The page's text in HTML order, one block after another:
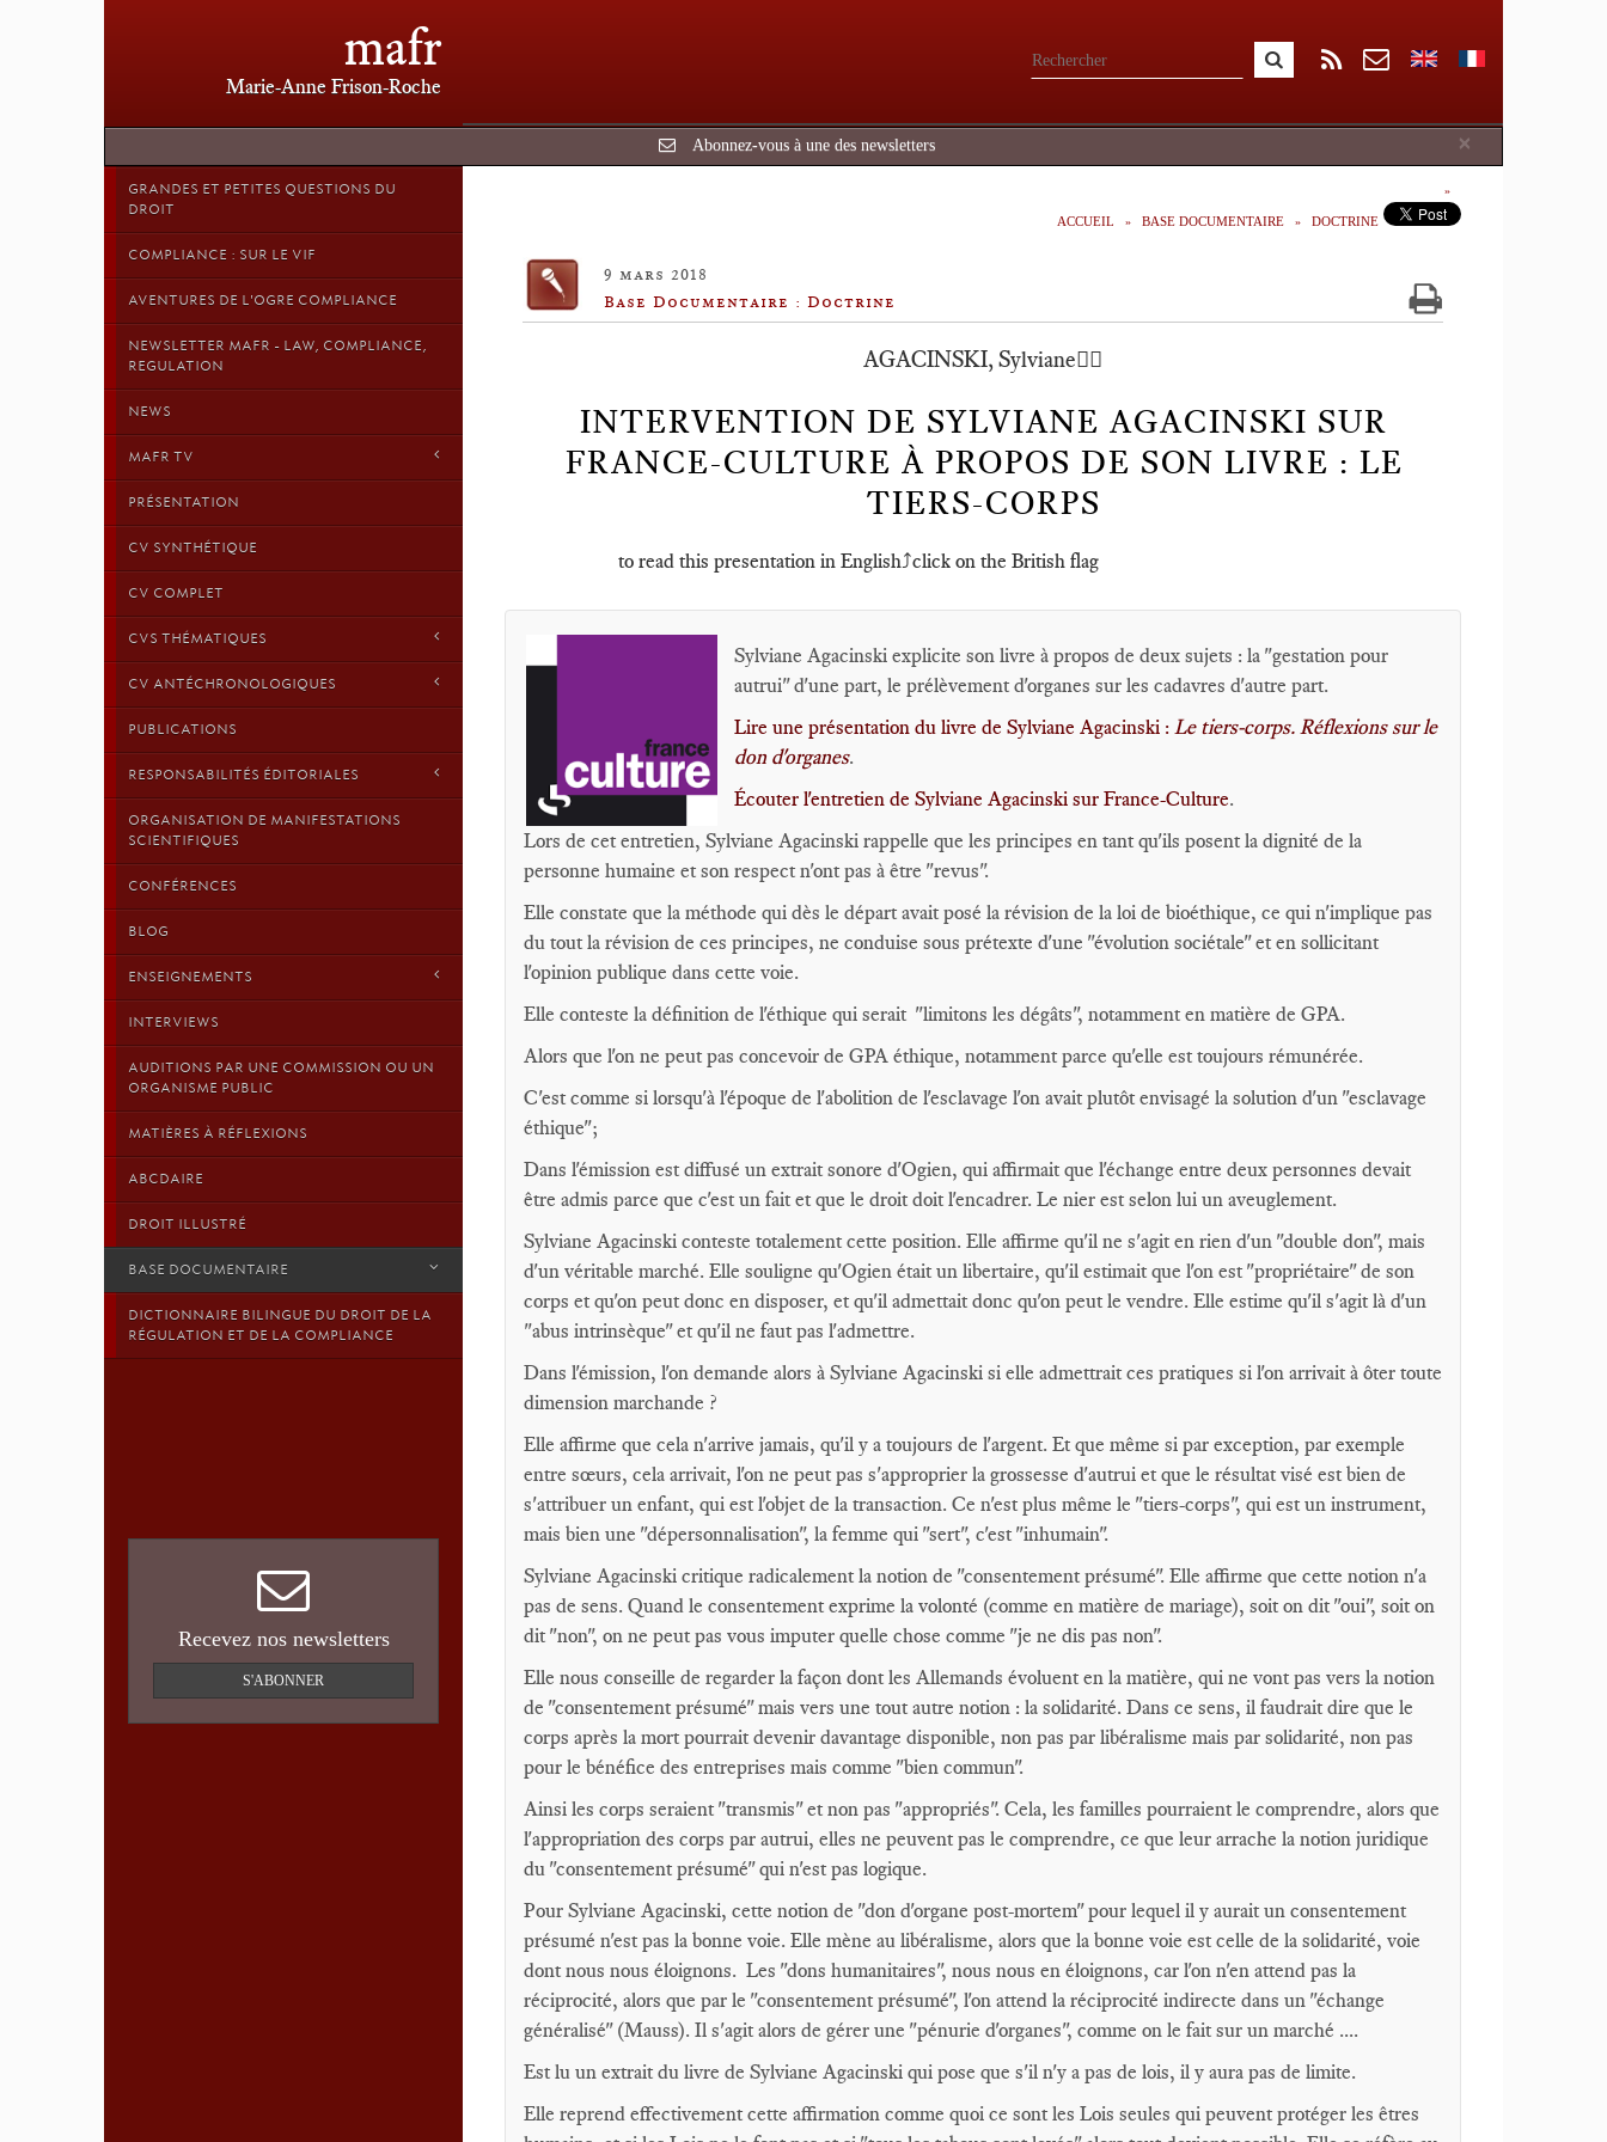
mafr
Marie-Anne Frison-Roche
×
Abonnez-vous à une des newsletters
GRANDES ET PETITES QUESTIONS DU
DROIT
COMPLIANCE : SUR LE VIF
AVENTURES DE L'OGRE COMPLIANCE
NEWSLETTER MAFR - LAW, COMPLIANCE,
REGULATION
NEWS
MAFR TV
PRÉSENTATION
CV SYNTHÉTIQUE
CV COMPLET
CVS THÉMATIQUES
CV ANTÉCHRONOLOGIQUES
PUBLICATIONS
RESPONSABILITÉS ÉDITORIALES
ORGANISATION DE MANIFESTATIONS
SCIENTIFIQUES
CONFÉRENCES
BLOG
ENSEIGNEMENTS
INTERVIEWS
AUDITIONS PAR UNE COMMISSION OU UN
ORGANISME PUBLIC
MATIÈRES À RÉFLEXIONS
ABCDAIRE
DROIT ILLUSTRÉ
BASE DOCUMENTAIRE
DICTIONNAIRE BILINGUE DU DROIT DE LA
RÉGULATION ET DE LA COMPLIANCE
Recevez nos newsletters
S'ABONNER
ACCUEIL BASE DOCUMENTAIRE DOCTRINE
9 mars 2018
Base Documentaire : Doctrine
AGACINSKI, Sylviane🕴🏿
INTERVENTION DE SYLVIANE AGACINSKI SUR
FRANCE-CULTURE À PROPOS DE SON LIVRE : LE
TIERS-CORPS
to read this presentation in English⤴️click on the British flag
Sylviane Agacinski explicite son livre à propos de deux sujets : la "gestation pour
autrui" d'une part, le prélèvement d'organes sur les cadavres d'autre part.
Lire une présentation du livre de Sylviane Agacinski : Le tiers-corps. Réflexions sur le
don d'organes.
Écouter l'entretien de Sylviane Agacinski sur France-Culture.
Lors de cet entretien, Sylviane Agacinski rappelle que les principes en tant qu'ils posent la dignité de la
personne humaine et son respect n'ont pas à être "revus".
Elle constate que la méthode qui dès le départ avait posé la révision de la loi de bioéthique, ce qui n'implique pas
du tout la révision de ces principes, ne conduise sous prétexte d'une "évolution sociétale" et en sollicitant
l'opinion publique dans cette voie.
Elle conteste la définition de l'éthique qui serait "limitons les dégâts", notamment en matière de GPA.
Alors que l'on ne peut pas concevoir de GPA éthique, notamment parce qu'elle est toujours rémunérée.
C'est comme si lorsqu'à l'époque de l'abolition de l'esclavage l'on avait plutôt envisagé la solution d'un "esclavage
éthique";
Dans l'émission est diffusé un extrait sonore d'Ogien, qui affirmait que l'échange entre deux personnes devait
être admis parce que c'est un fait et que le droit doit l'encadrer. Le nier est selon lui un aveuglement.
Sylviane Agacinski conteste totalement cette position. Elle affirme qu'il ne s'agit en rien d'un "double don", mais
d'un véritable marché. Elle souligne qu'Ogien était un libertaire, qu'il estimait que l'on est "propriétaire" de son
corps et qu'on peut donc en disposer, et qu'il admettait donc qu'on peut le vendre. Elle estime qu'il s'agit là d'un
"abus intrinsèque" et qu'il ne faut pas l'admettre.
Dans l'émission, l'on demande alors à Sylviane Agacinski si elle admettrait ces pratiques si l'on arrivait à ôter toute
dimension marchande ?
Elle affirme que cela n'arrive jamais, qu'il y a toujours de l'argent. Et que même si par exception, par exemple
entre sœurs, cela arrivait, l'on ne peut pas s'approprier la grossesse d'autrui et que le résultat visé est bien de
s'attribuer un enfant, qui est l'objet de la transaction. Ce n'est plus même le "tiers-corps", qui est un instrument,
mais bien une "dépersonnalisation", la femme qui "sert", c'est "inhumain".
Sylviane Agacinski critique radicalement la notion de "consentement présumé". Elle affirme que cette notion n'a
pas de sens. Quand le consentement exprime la volonté (comme en matière de mariage), soit on dit "oui", soit on
dit "non", on ne peut pas vous imputer quelle chose comme "je ne dis pas non".
Elle nous conseille de regarder la façon dont les Allemands évoluent en la matière, qui ne vont pas vers la notion
de "consentement présumé" mais vers une tout autre notion : la solidarité. Dans ce sens, il faudrait dire que le
corps après la mort pourrait devenir davantage disponible, non pas par libéralisme mais par solidarité, non pas
pour le bénéfice des entreprises mais comme "bien commun".
Ainsi les corps seraient "transmis" et non pas "appropriés". Cela, les familles pourraient le comprendre, alors que
l'appropriation des corps par autrui, elles ne peuvent pas le comprendre, ce que leur arrache la notion juridique
du "consentement présumé" qui n'est pas logique.
Pour Sylviane Agacinski, cette notion de "don d'organe post-mortem" pour lequel il y aurait un consentement
présumé n'est pas la bonne voie. Elle mène au libéralisme, alors que la bonne voie est celle de la solidarité, voie
dont nous nous éloignons. Les "dons humanitaires", nous nous en éloignons, car l'on n'en attend pas la
réciprocité, alors que par le "consentement présumé", l'on attend la réciprocité indirecte dans un "échange
généralisé" (Mauss). Il s'agit alors de gérer une "pénurie d'organes", comme on le fait sur un marché ....
Est lu un extrait du livre de Sylviane Agacinski qui pose que s'il n'y a pas de lois, il y aura pas de limite.
Elle reprend effectivement cette affirmation comme quoi ce sont les Lois seules qui peuvent protéger les êtres